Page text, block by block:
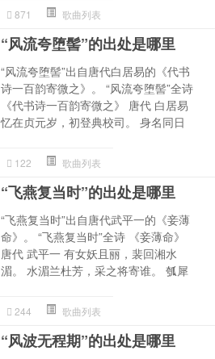
871 歌曲列表
“风流夸堕髻”的出处是哪里
“风流夸堕髻”出自唐代白居易的《代书
诗一百韵寄微之》。 “风流夸堕髻”全诗
《代书诗一百韵寄微之》 唐代 白居易
忆在贞元岁，初登典校司。 身名同日
122 歌曲列表
“飞燕复当时”的出处是哪里
“飞燕复当时”出自唐代武平一的《妾薄
命》。 “飞燕复当时”全诗 《妾薄命》
唐代 武平一 有女妖且丽，裴回湘水
湄。 水湄兰杜芳，采之将寄谁。 瓠犀
244 歌曲列表
“风波无程期”的出处是哪里